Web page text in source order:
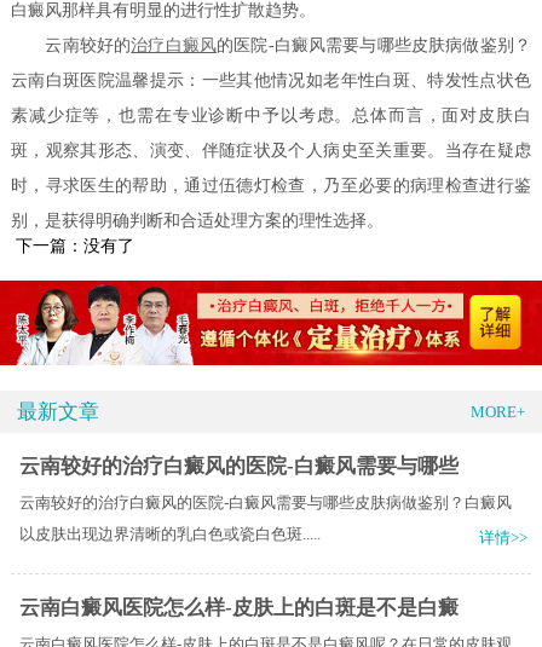
白癜风那样具有明显的进行性扩散趋势。
云南较好的治疗白癜风的医院-白癜风需要与哪些皮肤病做鉴别？
云南白斑医院温馨提示：一些其他情况如老年性白斑、特发性点状色
素减少症等，也需在专业诊断中予以考虑。总体而言，面对皮肤白
斑，观察其形态、演变、伴随症状及个人病史至关重要。当存在疑虑
时，寻求医生的帮助，通过伍德灯检查，乃至必要的病理检查进行鉴
别，是获得明确判断和合适处理方案的理性选择。
下一篇：没有了
最新文章 MORE+
云南较好的治疗白癜风的医院-白癜风需要与哪些
云南较好的治疗白癜风的医院-白癜风需要与哪些皮肤病做鉴别？白癜风
以皮肤出现边界清晰的乳白色或瓷白色斑.....
详情>>
云南白癜风医院怎么样-皮肤上的白斑是不是白癜